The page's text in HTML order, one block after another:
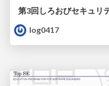
第3回しろおびセキュリ
log0417